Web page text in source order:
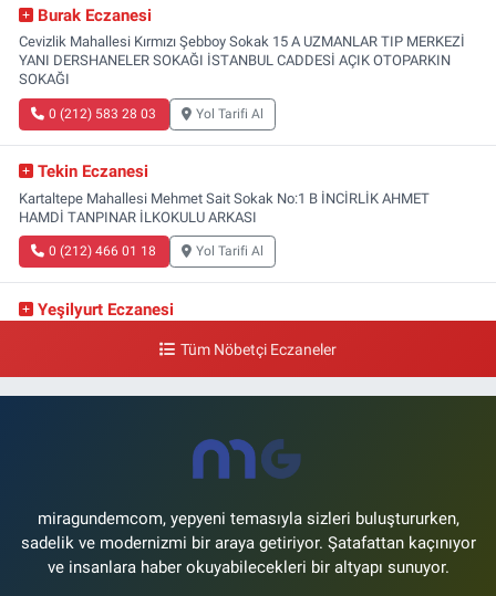
Burak Eczanesi
Cevizlik Mahallesi Kırmızı Şebboy Sokak 15 A UZMANLAR TIP MERKEZİ
YANI DERSHANELER SOKAĞI İSTANBUL CADDESİ AÇIK OTOPARKIN
SOKAĞI
0 (212) 583 28 03 Yol Tarifi Al
Tekin Eczanesi
Kartaltepe Mahallesi Mehmet Sait Sokak No:1 B İNCİRLİK AHMET
HAMDİ TANPINAR İLKOKULU ARKASI
0 (212) 466 01 18 Yol Tarifi Al
Yeşilyurt Eczanesi
Şenlikköy Mahallesi Eski Halkalı Caddesi 33 Akvaryum Yanı Akua Florya
0 (212) 574 24 20
Tüm Nöbetçi Eczaneler
miragundemcom, yepyeni temasıyla sizleri buluştururken,
sadelik ve modernizmi bir araya getiriyor. Şatafattan kaçınıyor
ve insanlara haber okuyabilecekleri bir altyapı sunuyor.